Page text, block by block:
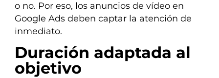
o no. Por eso, los anuncios de vídeo en
Google Ads deben captar la atención de
inmediato.
Duración adaptada al
objetivo